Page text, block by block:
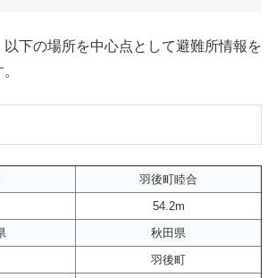
下の場所を中心点として避難所情報を
羽後町睦合
54.2m
秋田県
羽後町